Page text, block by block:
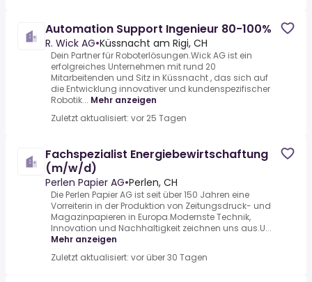
Automation Support Ingenieur 80-100%
R. Wick AG•Küssnacht am Rigi, CH
Dein Partner für Roboterlösungen.Wick AG ist ein
erfolgreiches Unternehmen mit rund 20
Mitarbeitenden und Sitz in Küssnacht , das sich auf
die Entwicklung innovativer und kundenspezifischer
Robotik... Mehr anzeigen
Zuletzt aktualisiert: vor 25 Tagen
Fachspezialist Energiebewirtschaftung
(m/w/d)
Perlen Papier AG•Perlen, CH
Die Perlen Papier AG ist seit über 150 Jahren eine
Vorreiterin in der Produktion von Zeitungsdruck- und
Magazinpapieren in Europa.Modernste Technik,
Innovation und Nachhaltigkeit zeichnen uns aus.U...
Mehr anzeigen
Zuletzt aktualisiert: vor über 30 Tagen